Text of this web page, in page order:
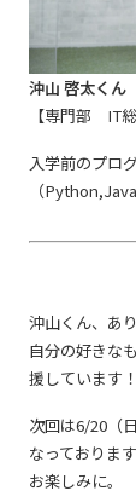
沖山 啓太くん
【専門部 IT
入学前のプロ
（
沖山くん、あ
自分の好きな
援しています！
次回は6/20（
なっております
お楽しみに。